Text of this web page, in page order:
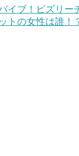
イブ！ビズリー
トの女性は誰！